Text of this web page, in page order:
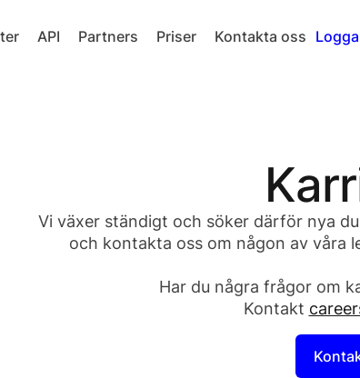
API Partners Priser Kontakta oss
Vi växer ständigt och söker därför nya
och kontakta oss om någon av våra
Har du några frågor om
Kontakt